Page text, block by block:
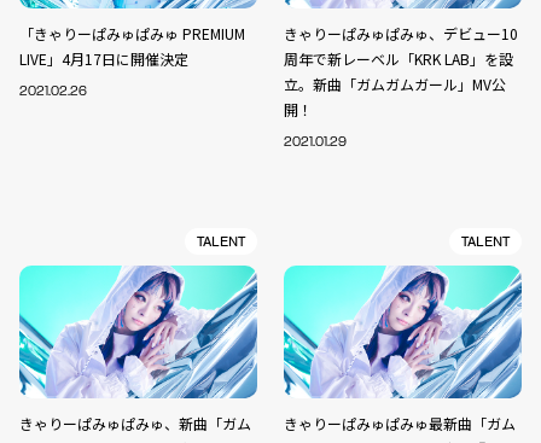
「きゃりーぱみゅぱみゅ PREMIUM
LIVE」4月17日に開催決定
2021.02.26
きゃりーぱみゅぱみゅ、デビュー10
周年で新レーベル「KRK LAB」を設
立。新曲「ガムガムガール」MV公
開！
2021.01.29
TALENT
きゃりーぱみゅぱみゅ、新曲「ガム
TALENT
きゃりーぱみゅぱみゅ最新曲「ガム